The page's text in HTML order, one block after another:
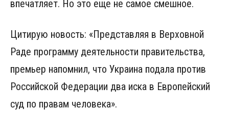
впечатляет. Но это еще не самое смешное.
Цитирую новость: «Представляя в Верховной
Раде программу деятельности правительства,
премьер напомнил, что Украина подала против
Российской Федерации два иска в Европейский
суд по правам человека».